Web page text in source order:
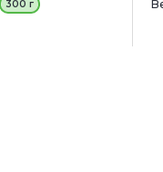
300 г